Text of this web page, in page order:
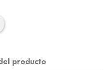
producto